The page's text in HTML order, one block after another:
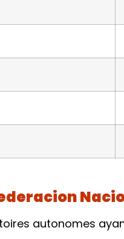
autonomes